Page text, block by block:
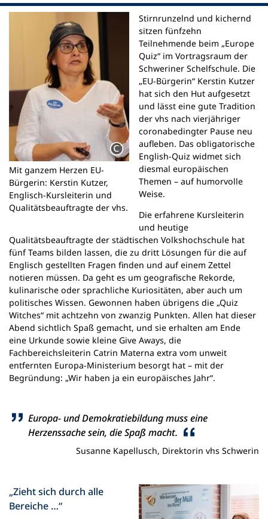
i
Mit ganzem Herzen EU-
Bürgerin: Kerstin Kutzer,
Englisch-Kursleiterin und
Qualitätsbeauftragte der vhs.
Stirnrunzelnd und kichernd
sitzen fünfzehn
Teilnehmende beim „Europe
Quiz“ im Vortragsraum der
Schweriner Schelfschule. Die
„EU-Bürgerin“ Kerstin Kutzer
hat sich den Hut aufgesetzt
und lässt eine gute Tradition
der vhs nach vierjähriger
coronabedingter Pause neu
aufleben. Das obligatorische
English-Quiz widmet sich
diesmal europäischen
Themen – auf humorvolle
Weise.
Die erfahrene Kursleiterin
und heutige
Qualitätsbeauftragte der städtischen Volkshochschule hat
fünf Teams bilden lassen, die zu dritt Lösungen für die auf
Englisch gestellten Fragen finden und auf einem Zettel
notieren müssen. Da geht es um geografische Rekorde,
kulinarische oder sprachliche Kuriositäten, aber auch um
politisches Wissen. Gewonnen haben übrigens die „Quiz
Witches“ mit achtzehn von zwanzig Punkten. Allen hat dieser
Abend sichtlich Spaß gemacht, und sie erhalten am Ende
eine Urkunde sowie kleine Give Aways, die
Fachbereichsleiterin Catrin Materna extra vom unweit
entfernten Europa-Ministerium besorgt hat – mit der
Begründung: „Wir haben ja ein europäisches Jahr“.
Europa- und Demokratiebildung muss eine
Herzenssache sein, die Spaß macht.
Susanne Kapellusch, Direktorin vhs Schwerin
„Zieht sich durch alle
Bereiche …“